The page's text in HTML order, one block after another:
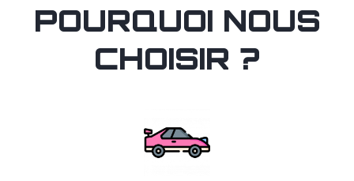
POURQUOI NOUS
CHOISIR ?